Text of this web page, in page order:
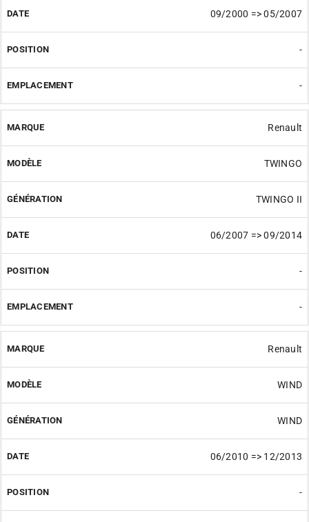
09/2000 => 05/2007
-
-
Renault
TWINGO
TWINGO II
06/2007 => 09/2014
-
-
Renault
WIND
WIND
06/2010 => 12/2013
-